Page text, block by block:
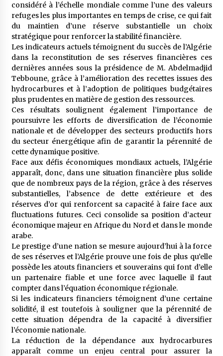
considéré à l’échelle mondiale comme l’une des valeurs
refuges les plus importantes en temps de crise, ce qui fait
du maintien d’une réserve substantielle un choix
stratégique pour renforcer la stabilité financière.
Les indicateurs actuels témoignent du succès de l’Algérie
dans la reconstitution de ses réserves financières ces
dernières années sous la présidence de M. Abdelmadjid
Tebboune, grâce à l’amélioration des recettes issues des
hydrocarbures et à l’adoption de politiques budgétaires
plus prudentes en matière de gestion des ressources.
Ces résultats soulignent également l’importance de
poursuivre les efforts de diversification de l’économie
nationale et de développer des secteurs productifs hors
du secteur énergétique afin de garantir la pérennité de
cette dynamique positive.
Face aux défis économiques mondiaux actuels, l’Algérie
apparaît, donc, dans une situation financière plus solide
que de nombreux pays de la région, grâce à des réserves
substantielles, l’absence de dette extérieure et des
réserves d’or qui renforcent sa capacité à faire face aux
fluctuations futures. Ceci consolide sa position d’acteur
économique majeur en Afrique du Nord et dans le monde
arabe.
Le prestige d’une nation se mesure aujourd’hui à la force
de ses réserves et l’Algérie prouve une fois de plus qu’elle
possède les atouts financiers et souverains qui font d’elle
un partenaire fiable et une force avec laquelle il faut
compter dans l’équation économique régionale.
Si les indicateurs financiers témoignent d’une certaine
solidité, il est toutefois à souligner que la pérennité de
cette situation dépendra de la capacité à diversifier
l’économie nationale.
La réduction de la dépendance aux hydrocarbures
apparaît comme un enjeu central pour assurer la